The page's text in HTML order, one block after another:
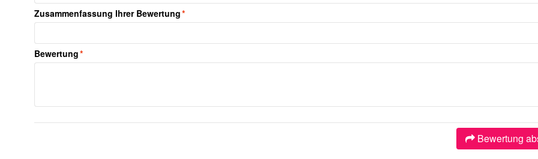
*
Zusammenfassung Ihrer Bewertung
*
Bewertung
Bewertung